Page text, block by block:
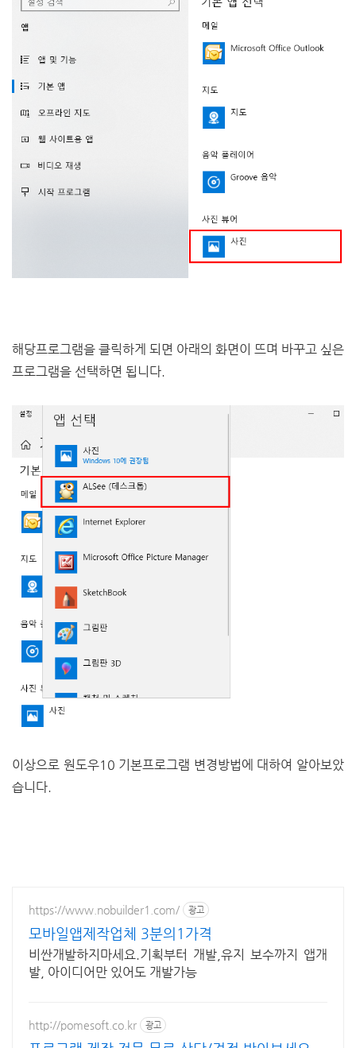
해당프로그램을 클릭하게 되면 아래의 화면이 뜨며 바꾸고 싶은
프로그램을 선택하면 됩니다.
이상으로 원도우10 기본프로그램 변경방법에 대하여 알아보았
습니다.
https://www.nobuilder1.com/ 광고
모바일앱제작업체 3분의1가격
비싼개발하지마세요.기획부터 개발,유지 보수까지 앱개
발, 아이디어만 있어도 개발가능
http://pomesoft.co.kr 광고